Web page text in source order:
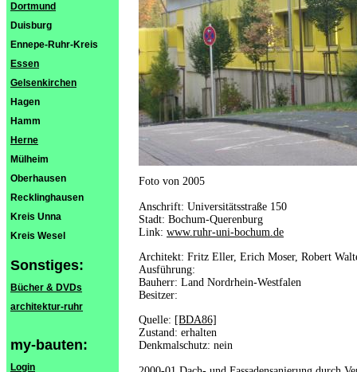
Dortmund
Duisburg
Ennepe-Ruhr-Kreis
Essen
Gelsenkirchen
Hagen
Hamm
Herne
Mülheim
Oberhausen
Recklinghausen
Kreis Unna
Kreis Wesel
Sonstiges:
Bücher & DVDs
architektur-ruhr
my-bauten:
Login
Foto von 2005
Anschrift: Universitätsstraße 150
Stadt: Bochum-Querenburg
Link: www.ruhr-uni-bochum.de
Architekt: Fritz Eller, Erich Moser, Robert
Ausführung:
Bauherr: Land Nordrhein-Westfalen
Besitzer:
Quelle: [BDA86]
Zustand: erhalten
Denkmalschutz: nein